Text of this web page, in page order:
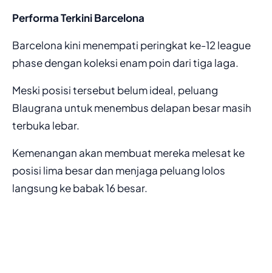
Performa Terkini Barcelona
Barcelona kini menempati peringkat ke-12 league
phase dengan koleksi enam poin dari tiga laga.
Meski posisi tersebut belum ideal, peluang
Blaugrana untuk menembus delapan besar masih
terbuka lebar.
Kemenangan akan membuat mereka melesat ke
posisi lima besar dan menjaga peluang lolos
langsung ke babak 16 besar.